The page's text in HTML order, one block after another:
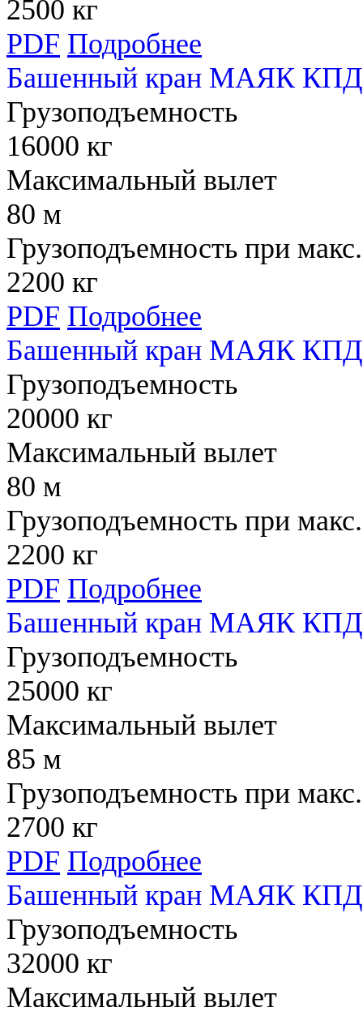
2500 кг
PDF Подробнее
Башенный кран МАЯК КПД
Грузоподъемность
16000 кг
Максимальный вылет
80 м
Грузоподъемность при
2200 кг
PDF Подробнее
Башенный кран МАЯК КПД
Грузоподъемность
20000 кг
Максимальный вылет
80 м
Грузоподъемность при
2200 кг
PDF Подробнее
Башенный кран МАЯК КПД
Грузоподъемность
25000 кг
Максимальный вылет
85 м
Грузоподъемность при
2700 кг
PDF Подробнее
Башенный кран МАЯК КПД
Грузоподъемность
32000 кг
Максимальный вылет